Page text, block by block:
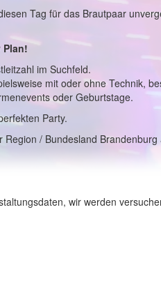
Tag für das Brautpaar
Plan!
im Suchfeld.
mit oder ohne Technik,
oder Geburtstage.
Party.
/ Bundesland Brandenburg
wir werden